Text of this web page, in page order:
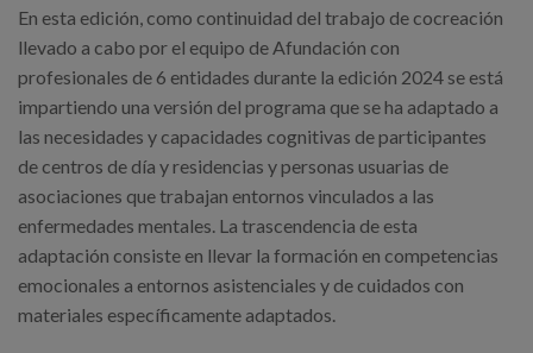
En esta edición, como continuidad del trabajo de cocreación
llevado a cabo por el equipo de Afundación con
profesionales de 6 entidades durante la edición 2024 se está
impartiendo una versión del programa que se ha adaptado a
las necesidades y capacidades cognitivas de participantes
de centros de día y residencias y personas usuarias de
asociaciones que trabajan entornos vinculados a las
enfermedades mentales. La trascendencia de esta
adaptación consiste en llevar la formación en competencias
emocionales a entornos asistenciales y de cuidados con
materiales específicamente adaptados.